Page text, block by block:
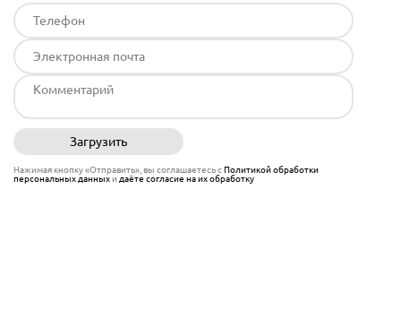
Загрузить
Нажимая кнопку «Отправить», вы соглашаетесь сПолитикой обработки
персональных данныхи даёте согласие на их обработку